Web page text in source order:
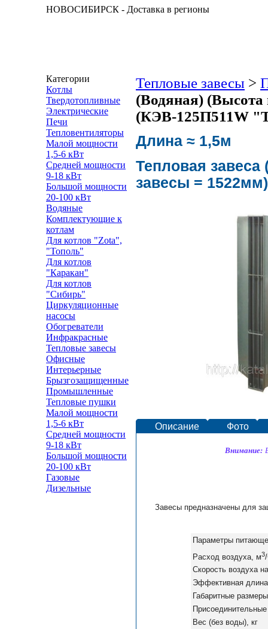
НОВОСИБИРСК - Доставка в регионы
Категории
Котлы
Твердотопливные
Электрические
Печи
Тепловентиляторы
Малой мощности
1,5-6 кВт
Средней мощности
9-18 кВт
Большой мощности
20-100 кВт
Водяные
Комплектующие к
котлам
Для котлов "Zota",
"Тополь"
Для котлов
"Каракан"
Для котлов
"Сибирь"
Циркуляционные
насосы
Обогреватели
Инфракрасные
Тепловые завесы
Офисные
Интерьерные
Брызгозащищенные
Промышленные
Тепловые пушки
Малой мощности
1,5-6 кВт
Средней мощности
9-18 кВт
Большой мощности
20-100 кВт
Газовые
Дизельные
Тепловые завесы >
(Водяная) (Высота
(КЭВ-125П511W
Длина ≈ 1,5м
Тепловая
завесы =
Описание Фото
Внимание:
Завесы предназначены для
Параметры
Расход воздуха, м3
Скорость воздуха
Эффективная
Габаритные
Вес (без воды), кг